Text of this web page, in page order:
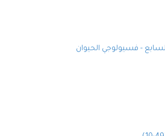
- فسيولوجي الحيوان